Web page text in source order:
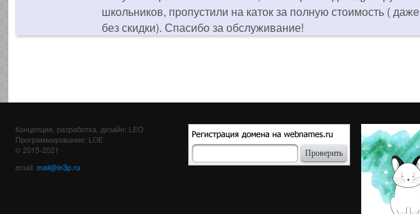
школьников, пропустили на каток за полную стоимость ( даже
без скидки). Спасибо за обслуживание!
Концепция, разработка, дизайн: LEO
Программирование: LOE
© 2015-2021
email: mail@in3p.ru